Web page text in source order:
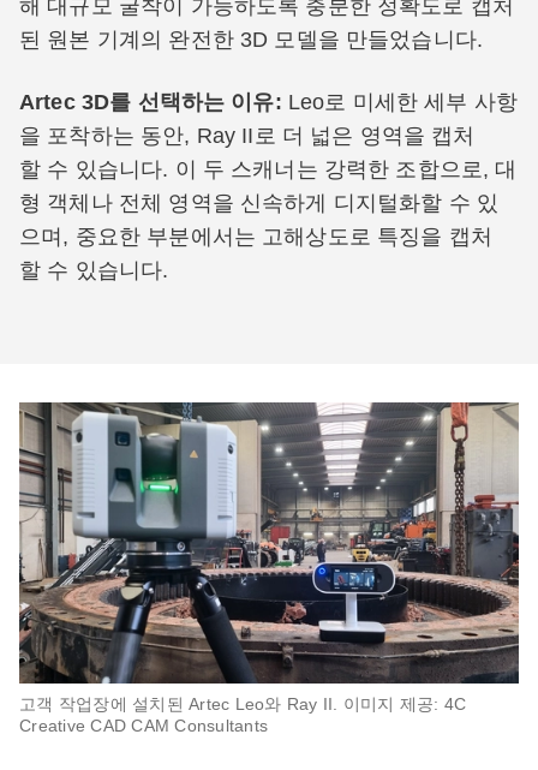
해 대규모 굴착이 가능하도록 충분한 정확도로 캡처
된 원본 기계의 완전한 3D 모델을 만들었습니다.
Artec 3D를 선택하는 이유: Leo로 미세한 세부 사항
을 포착하는 동안, Ray II로 더 넓은 영역을 캡처
할 수 있습니다. 이 두 스캐너는 강력한 조합으로, 대
형 객체나 전체 영역을 신속하게 디지털화할 수 있
으며, 중요한 부분에서는 고해상도로 특징을 캡처
할 수 있습니다.
고객 작업장에 설치된 Artec Leo와 Ray II. 이미지 제공: 4C
Creative CAD CAM Consultants